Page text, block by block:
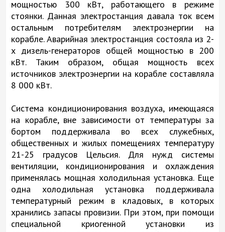
мощностью 300 кВт, работающего в режиме
стоянки. Данная электростанция давала ток всем
остальным потребителям электроэнергии на
корабле. Аварийная электростанция состояла из 2-
х дизель-генераторов общей мощностью в 200
кВт. Таким образом, общая мощность всех
источников электроэнергии на корабле составляла
8 000 кВт.
Система кондиционирования воздуха, имеющаяся
на корабле, вне зависимости от температуры за
бортом поддерживала во всех служебных,
общественных и жилых помещениях температуру
21-25 градусов Цельсия. Для нужд системы
вентиляции, кондиционирования и охлаждения
применялась мощная холодильная установка. Еще
одна холодильная установка поддерживала
температурный режим в кладовых, в которых
хранились запасы провизии. При этом, при помощи
специальной криогенной установки из